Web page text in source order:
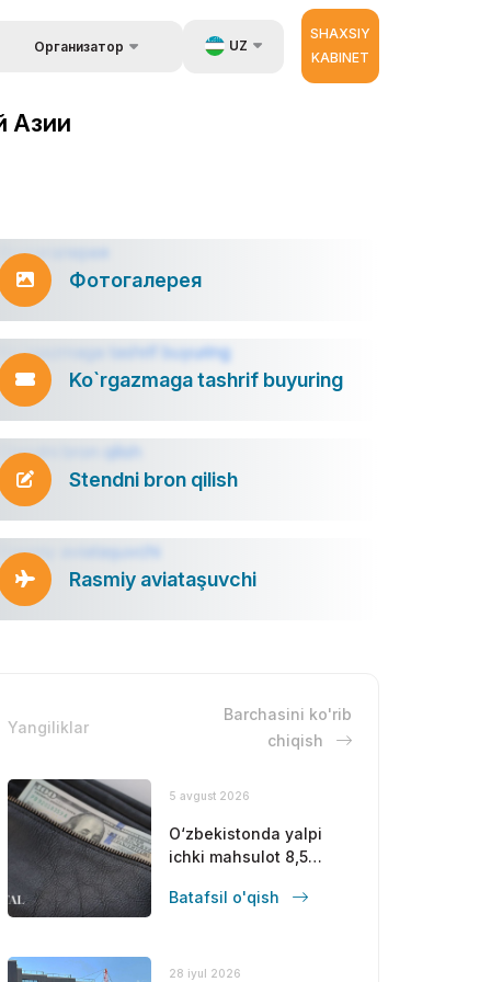
berish.
Организатор UZ
SHAXSIY
KABINET
Азии
Фотогалерея
Ko`rgazmaga tashrif buyuring
Stendni bron qilish
Rasmiy aviataşuvchi
Yangiliklar
Barchasini ko'rib
chiqish
5 avgust 2026
O‘zbekistonda yalpi
ichki mahsulot 8,5
Batafsil o'qish
28 iyul 2026